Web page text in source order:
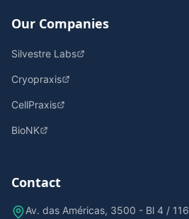
Our Companies
Silvestre Labs
Cryopraxis
CellPraxis
BioNK
Contact
Av. das Américas, 3500 - Bl 4 / 116